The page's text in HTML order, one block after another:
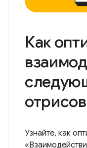
Как
Узнайте, как